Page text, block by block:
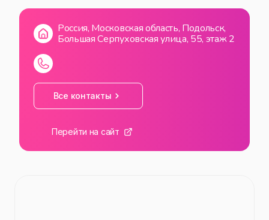
Россия, Московская область, Подольск,
Большая Серпуховская улица, 55, этаж 2
Все контакты
Перейти на сайт